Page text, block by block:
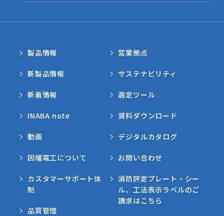
製品情報
新製品情報
新着情報
INABA note
動画
因幡電工について
カスタマーサポート体
制
品質管理
営業拠点
サステナビリティ
選定ツール
資料ダウンロード
デジタルカタログ
お問い合わせ
消防評定プレート・シー
ル、工法表示ラベルのご
請求はこちら